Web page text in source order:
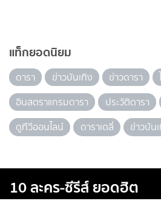
แท็กยอดนิยม
ดารา ข่าวบันเทิง ข่าวดารา
อินสตราแกรมดารา
ประวัติดารา
ดูทีวีออนไลน์
ดาราเดลี่ ข่าวบัน
10 ละคร-ซีรีส์ ยอดฮิต